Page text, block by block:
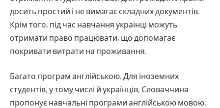
досить простий і не вимагає складних документів.
Крім того, під час навчання українці можуть
отримати право працювати, що допомагає
покривати витрати на проживання.
Багато програм англійською. Для іноземних
студентів, у тому числі й українців, Словаччина
пропонує навчальні програми англійською мовою.